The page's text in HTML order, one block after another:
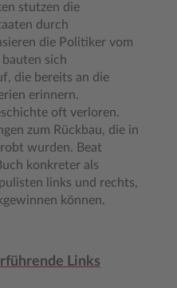
stutzen die
durch
die Politiker vom
sich
die bereits an die
erinnern.
oft verloren.
zum Rückbau, die in
wurden. Beat
konkreter als
links und rechts,
können.
Links